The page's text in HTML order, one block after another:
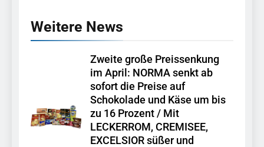
Weitere News
Zweite große Preissenkung
im April: NORMA senkt ab
sofort die Preise auf
Schokolade und Käse um bis
zu 16 Prozent / Mit
LECKERROM, CREMISEE,
EXCELSIOR süßer und